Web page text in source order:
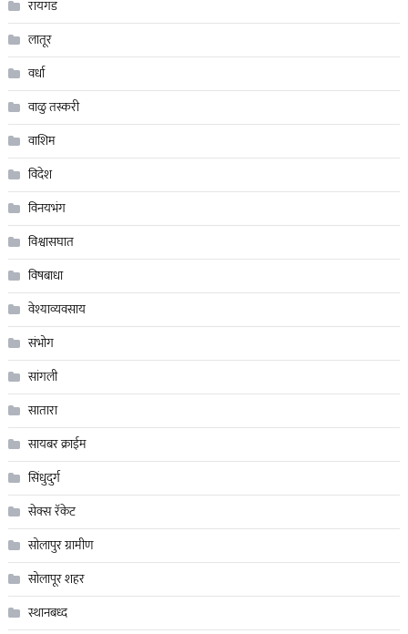
रायगड
लातूर
वर्धा
वाळु तस्करी
वाशिम
विदेश
विनयभंग
विश्वासघात
विषबाधा
वेश्याव्यवसाय
संभोग
सांगली
सातारा
सायबर क्राईम
सिंधुदुर्ग
सेक्स रॅकेट
सोलापुर ग्रामीण
सोलापूर शहर
स्थानबध्द